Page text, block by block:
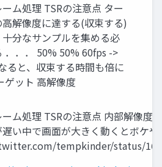
ム処理 TSRの注意点 ター
解像度に達する(収束する)
十分なサンプルを集める必
．．． 50% 50% 60fps ->
ると、収束する時間も倍に
ゲット 高解像度
ム処理 TSRの注意点 内部解像度
遅い中で画面が大きく動くとボケや
tempkinder/status/